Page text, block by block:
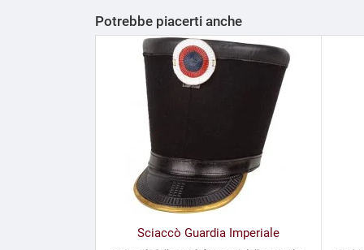
Potrebbe piacerti anche
Sciaccò Guardia Imperiale